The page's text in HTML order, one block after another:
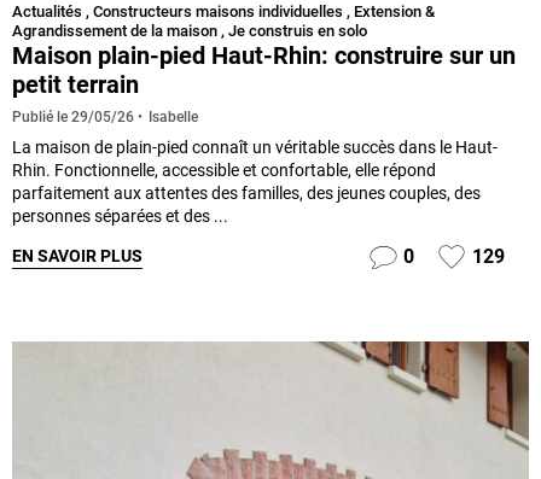
Actualités , Constructeurs maisons individuelles , Extension &
Agrandissement de la maison , Je construis en solo
Maison plain-pied Haut-Rhin: construire sur un
petit terrain
Publié le 29/05/26 Isabelle
La maison de plain-pied connaît un véritable succès dans le Haut-
Rhin. Fonctionnelle, accessible et confortable, elle répond
parfaitement aux attentes des familles, des jeunes couples, des
personnes séparées et des ...
EN SAVOIR PLUS 0 129